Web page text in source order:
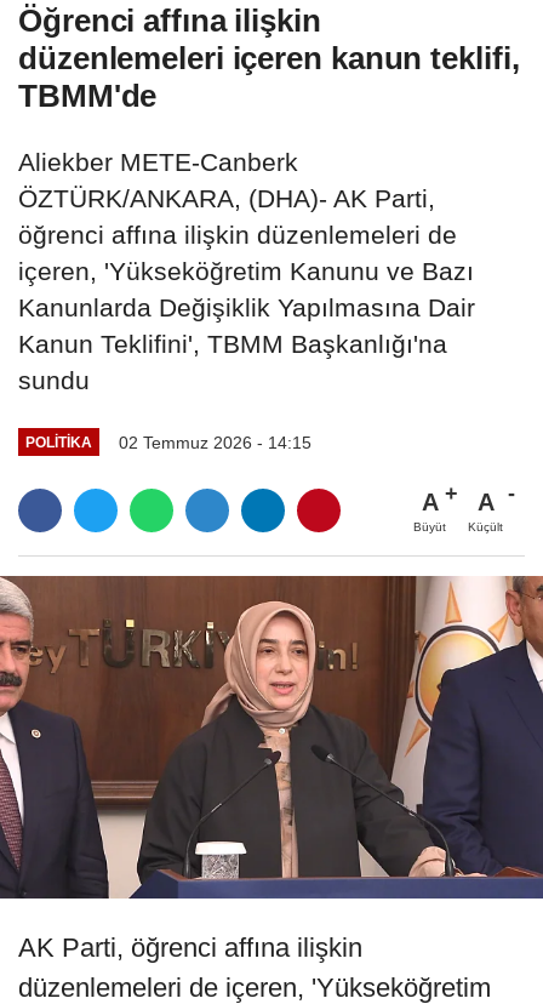
Öğrenci affına ilişkin
düzenlemeleri içeren kanun teklifi,
TBMM'de
Aliekber METE-Canberk
ÖZTÜRK/ANKARA, (DHA)- AK Parti,
öğrenci affına ilişkin düzenlemeleri de
içeren, 'Yükseköğretim Kanunu ve Bazı
Kanunlarda Değişiklik Yapılmasına Dair
Kanun Teklifini', TBMM Başkanlığı'na
sundu
POLITIKA 02 Temmuz 2026 - 14:15
A
Büyüt
A
Küçült
AK Parti, öğrenci affına ilişkin
düzenlemeleri de içeren, 'Yükseköğretim